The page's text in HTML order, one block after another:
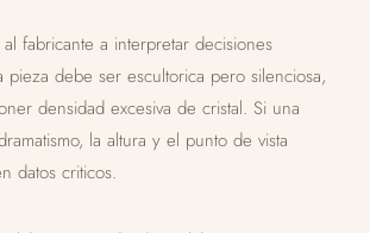
fabricante a interpretar decisiones
pieza debe ser escultorica pero silenciosa,
densidad excesiva de cristal. Si una
la altura y el punto de vista
datos criticos.